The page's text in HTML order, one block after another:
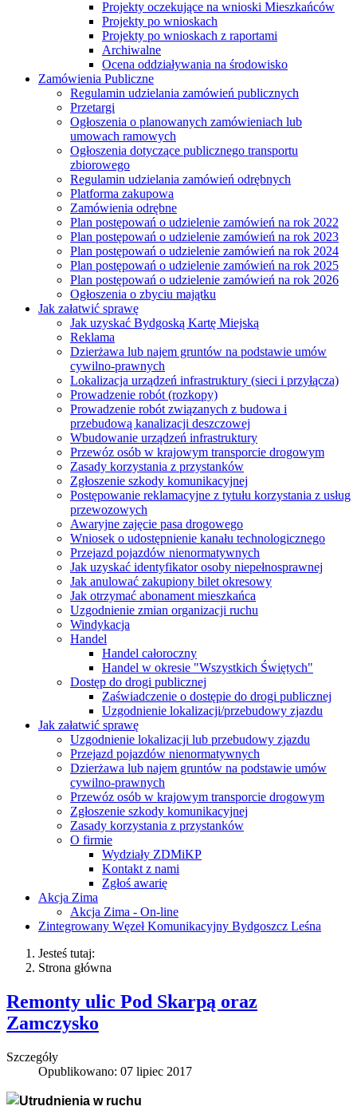
Projekty oczekujące na wnioski Mieszkańców
Projekty po wnioskach
Projekty po wnioskach z raportami
Archiwalne
Ocena oddziaływania na środowisko
Zamówienia Publiczne
Regulamin udzielania zamówień publicznych
Przetargi
Ogłoszenia o planowanych zamówieniach lub
umowach ramowych
Ogłoszenia dotyczące publicznego transportu
zbiorowego
Regulamin udzielania zamówień odrębnych
Platforma zakupowa
Zamówienia odrębne
Plan postępowań o udzielenie zamówień na rok 2022
Plan postępowań o udzielenie zamówień na rok 2023
Plan postępowań o udzielenie zamówień na rok 2024
Plan postępowań o udzielenie zamówień na rok 2025
Plan postępowań o udzielenie zamówień na rok 2026
Ogłoszenia o zbyciu majątku
Jak załatwić sprawę
Jak uzyskać Bydgoską Kartę Miejską
Reklama
Dzierżawa lub najem gruntów na podstawie umów
cywilno-prawnych
Lokalizacja urządzeń infrastruktury (sieci i przyłącza)
Prowadzenie robót (rozkopy)
Prowadzenie robót związanych z budowa i
przebudową kanalizacji deszczowej
Wbudowanie urządzeń infrastruktury
Przewóz osób w krajowym transporcie drogowym
Zasady korzystania z przystanków
Zgłoszenie szkody komunikacyjnej
Postępowanie reklamacyjne z tytułu korzystania z usług
przewozowych
Awaryjne zajęcie pasa drogowego
Wniosek o udostępnienie kanału technologicznego
Przejazd pojazdów nienormatywnych
Jak uzyskać identyfikator osoby niepełnosprawnej
Jak anulować zakupiony bilet okresowy
Jak otrzymać abonament mieszkańca
Uzgodnienie zmian organizacji ruchu
Windykacja
Handel
Handel całoroczny
Handel w okresie "Wszystkich Świętych"
Dostęp do drogi publicznej
Zaświadczenie o dostępie do drogi publicznej
Uzgodnienie lokalizacji/przebudowy zjazdu
Jak załatwić sprawę
Uzgodnienie lokalizacji lub przebudowy zjazdu
Przejazd pojazdów nienormatywnych
Dzierżawa lub najem gruntów na podstawie umów
cywilno-prawnych
Przewóz osób w krajowym transporcie drogowym
Zgłoszenie szkody komunikacyjnej
Zasady korzystania z przystanków
O firmie
Wydziały ZDMiKP
Kontakt z nami
Zgłoś awarię
Akcja Zima
Akcja Zima - On-line
Zintegrowany Węzeł Komunikacyjny Bydgoszcz Leśna
Jesteś tutaj:
Strona główna
Remonty ulic Pod Skarpą oraz
Zamczysko
Szczegóły
Opublikowano: 07 lipiec 2017